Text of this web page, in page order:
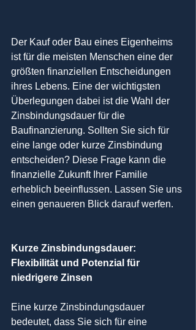
Der Kauf oder Bau eines Eigenheims
ist für die meisten Menschen eine der
größten finanziellen Entscheidungen
ihres Lebens. Eine der wichtigsten
Überlegungen dabei ist die Wahl der
Zinsbindungsdauer für die
Baufinanzierung. Sollten Sie sich für
eine lange oder kurze Zinsbindung
entscheiden? Diese Frage kann die
finanzielle Zukunft Ihrer Familie
erheblich beeinflussen. Lassen Sie uns
einen genaueren Blick darauf werfen.
Kurze Zinsbindungsdauer:
Flexibilität und Potenzial für
niedrigere Zinsen
Eine kurze Zinsbindungsdauer
bedeutet, dass Sie sich für eine